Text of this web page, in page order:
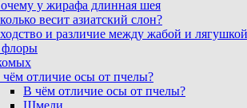
у жирафа длинная шея
весит азиатский слон?
и различие между жабой и лягушкой
отличие осы от пчелы?
В чём отличие осы от пчелы?
Шмели